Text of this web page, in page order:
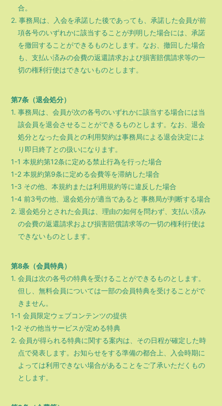
合。
2. 事務局は、入会を承諾した後であっても、承諾した会員が前
項各号のいずれかに該当することが判明した場合には、承諾
を撤回することができるものとします。なお、撤回した場合
も、支払い済みの会費の返還請求および損害賠償請求等の一
切の権利行使はできないものとします。
第7条（退会処分）
1. 事務局は、会員が次の各号のいずれかに該当する場合には当
該会員を退会させることができるものとします。なお、退会
処分となった会員との利用契約は事務局による退会決定によ
り即日終了との扱いになります。
1-1 本規約第12条に定める禁止行為を行った場合
1-2 本規約第9条に定める会費等を滞納した場合
1-3 その他、本規約または利用規約等に違反した場合
1-4 前3号の他、退会処分が適当であると 事務局が判断する場合
2. 退会処分とされた会員は、理由の如何を問わず、支払い済み
の会費の返還請求および損害賠償請求等の一切の権利行使は
できないものとします。
第8条（会員特典）
1. 会員は次の各号の特典を受けることができるものとします。
但し、無料会員については一部の会員特典を受けることがで
きません。
1-1 会員限定ウェブコンテンツの提供
1-2 その他当サービスが定める特典
2. 会員が得られる特典に関する案内は、その日程が確定した時
点で発表します。お知らせをする準備の都合上、入会時期に
よっては利用できない場合があることをご了承いただくもの
とします。